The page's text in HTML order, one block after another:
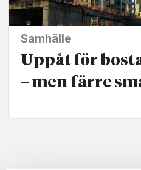
Samhälle
Uppåt för
– men färre